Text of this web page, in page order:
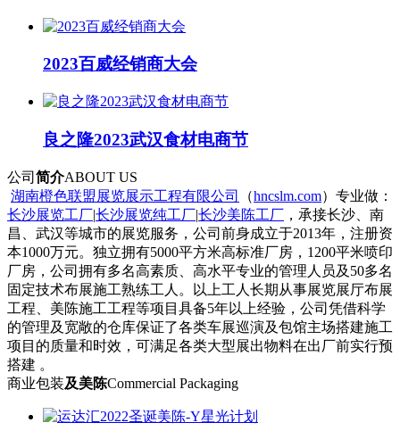
2023百威经销商大会
良之隆2023武汉食材电商节
公司 简介ABOUT US
湖南橙色联盟展览展示工程有限公司
（hncslm.com）专业做：
长沙展览工厂|长沙展览纯工厂|长沙美陈工厂 ，承接长沙、南
昌、武汉等城市的展览服务，公司前身成立于2013年，注册资
本1000万元。独立拥有5000平方米高标准厂房，1200平米喷印
厂房，公司拥有多名高素质、高水平专业的管理人员及50多名
固定技术布展施工熟练工人。以上工人长期从事展览展厅布展
工程、美陈施工工程等项目具备5年以上经验，公司凭借科学
的管理及宽敞的仓库保证了各类车展巡演及包馆主场搭建施工
项目的质量和时效，可满足各类大型展出物料在出厂前实行预
搭建 。
商业包装及美陈Commercial Packaging